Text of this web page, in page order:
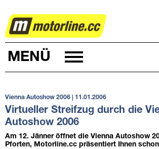
AUTOWELT
MENÜ
Vienna Autoshow 2006 | 11.01.2006
Virtueller Streifzug durch die
Autoshow 2006
Am 12. Jänner öffnet die Vienna Autoshow
Pforten, Motorline.cc präsentiert Ihnen